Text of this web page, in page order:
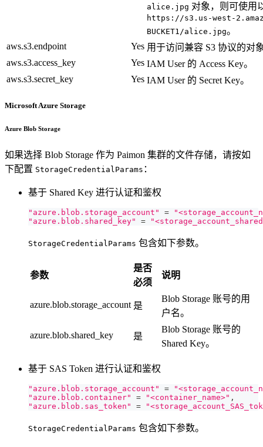
alice.jpg 对象，则可使用
https://s3.us-west-
BUCKET1/alice.jpg。
aws.s3.endpoint
Yes 用于访问兼容 S3 协议的对
aws.s3.access_key
Yes IAM User 的 Access Key。
aws.s3.secret_key
Yes IAM User 的 Secret Key。
Microsoft Azure Storage
Azure Blob Storage
如果选择 Blob Storage 作为 Paimon 集群的文件存储，请按如
下配置 StorageCredentialParams ：
基于 Shared Key 进行认证和鉴权
"azure.blob.storage_account" =
"azure.blob.shared_key"
=
StorageCredentialParams 包含如下参数。
参数
是否
必须
说明
azure.blob.storage_account 是
Blob Storage 账号的用
户名。
azure.blob.shared_key 是
Blob Storage 账号的
Shared Key。
基于 SAS Token 进行认证和鉴权
"azure.blob.storage_account" =
"azure.blob.container"
= "<container_name>" ,
"azure.blob.sas_token"
=
StorageCredentialParams 包含如下参数。